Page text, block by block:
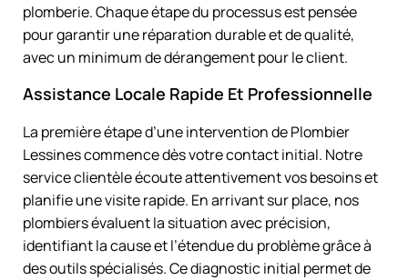
plomberie. Chaque étape du processus est pensée
pour garantir une réparation durable et de qualité,
avec un minimum de dérangement pour le client.
Assistance Locale Rapide Et Professionnelle
La première étape d’une intervention de Plombier
Lessines commence dès votre contact initial. Notre
service clientèle écoute attentivement vos besoins et
planifie une visite rapide. En arrivant sur place, nos
plombiers évaluent la situation avec précision,
identifiant la cause et l’étendue du problème grâce à
des outils spécialisés. Ce diagnostic initial permet de